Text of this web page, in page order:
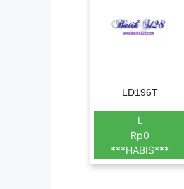
LD196T
L
Rp0
***HABIS***